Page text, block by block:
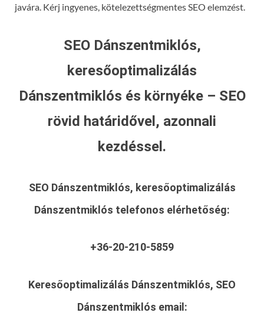
javára. Kérj ingyenes, kötelezettségmentes SEO elemzést.
SEO Dánszentmiklós,
keresőoptimalizálás
Dánszentmiklós és környéke – SEO
rövid határidővel, azonnali
kezdéssel.
SEO Dánszentmiklós, keresőoptimalizálás
Dánszentmiklós telefonos elérhetőség:
+36-20-210-5859
Keresőoptimalizálás Dánszentmiklós, SEO
Dánszentmiklós email: